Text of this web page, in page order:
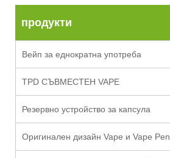
продукти
Вейп за еднократна употреба
TPD СЪВМЕСТЕН ​​VAPE
Резервно устройство за капсула
Оригинален дизайн Vape и Vape Pen